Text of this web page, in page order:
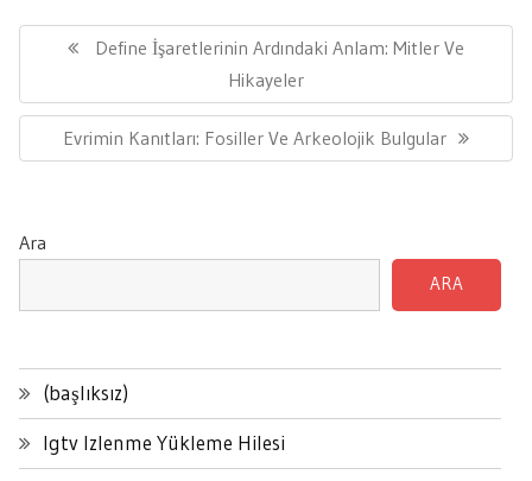
gezinmesiPrevious
Define İşaretlerinin Ardındaki Anlam: Mitler Ve
Hikayeler
Next
Post:
Evrimin Kanıtları: Fosiller Ve Arkeolojik Bulgular
Ara
ARA
(başlıksız)
Igtv Izlenme Yükleme Hilesi